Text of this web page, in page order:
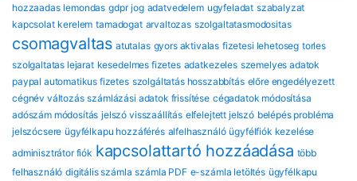
hozzaadas lemondas gdpr jog adatvedelem ugyfeladat szabalyzat
kapcsolat kerelem tamadogat arvaltozas szolgaltatasmodositas
csomagvaltas atutalas gyors aktivalas fizetesi lehetoseg torles
szolgaltatas lejarat kesedelmes fizetes adatkezeles szemelyes adatok
paypal automatikus fizetes szolgáltatás hosszabbítás előre engedélyezett
cégnév változás számlázási adatok frissítése cégadatok módosítása
adószám módosítás jelszó visszaállítás elfelejtett jelszó belépés probléma
jelszócsere ügyfélkapu hozzáférés alfelhasználó ügyfélfiók kezelése
adminisztrátor fiók kapcsolattartó hozzáadása több
felhasználó digitális számla számla PDF e-számla letöltés ügyfélkapu